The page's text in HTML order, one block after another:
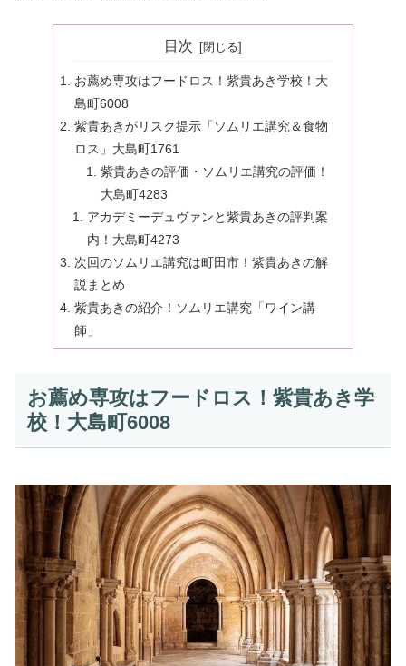
目次
お薦め専攻はフードロス！紫貴あき学校！大
島町6008
紫貴あきがリスク提示「ソムリエ講究＆食物
ロス」大島町1761
紫貴あきの評価・ソムリエ講究の評価！
大島町4283
アカデミーデュヴァンと紫貴あきの評判案
内！大島町4273
次回のソムリエ講究は町田市！紫貴あきの解
説まとめ
紫貴あきの紹介！ソムリエ講究「ワイン講
師」
お薦め専攻はフードロス！紫貴あき学
校！大島町6008